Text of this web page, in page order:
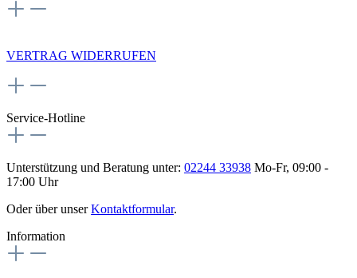
VERTRAG WIDERRUFEN
Service-Hotline
Unterstützung und Beratung unter: 02244 33938 Mo-Fr, 09:00 -
17:00 Uhr
Oder über unserKontaktformular.
Information